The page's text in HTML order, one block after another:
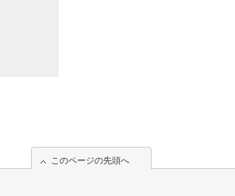
このページの先頭へ